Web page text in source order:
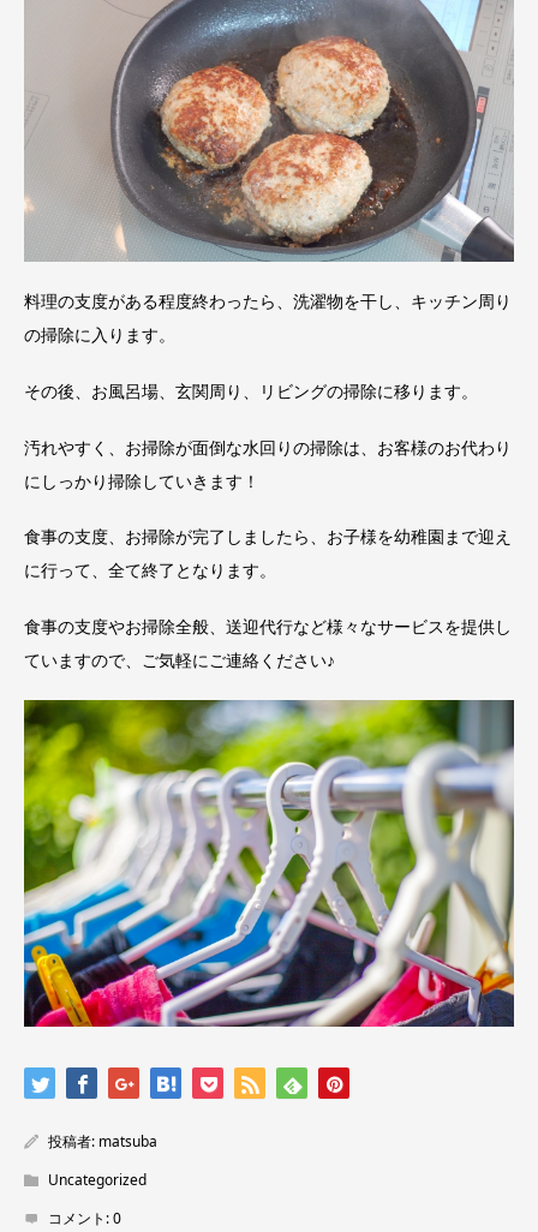
料理の支度がある程度終わったら、洗濯物を干し、キッチン周り
の掃除に入ります。
その後、お風呂場、玄関周り、リビングの掃除に移ります。
汚れやすく、お掃除が面倒な水回りの掃除は、お客様のお代わり
にしっかり掃除していきます！
食事の支度、お掃除が完了しましたら、お子様を幼稚園まで迎え
に行って、全て終了となります。
食事の支度やお掃除全般、送迎代行など様々なサービスを提供し
ていますので、ご気軽にご連絡ください♪
投稿者: matsuba
Uncategorized
コメント:0